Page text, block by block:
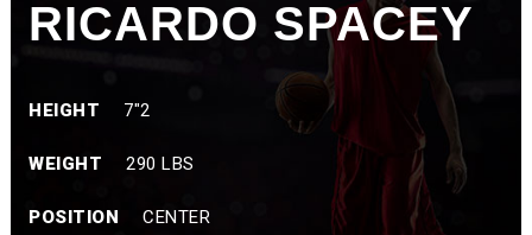
RICARDO SPACEY
HEIGHT 7″2
WEIGHT 290 LBS
POSITION CENTER